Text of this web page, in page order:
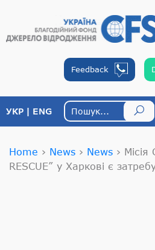
Feedback
УКР ENG
Home › News › News › Місія
RESCUE” у Харкові є